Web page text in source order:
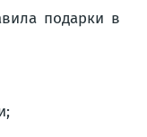
подарки в